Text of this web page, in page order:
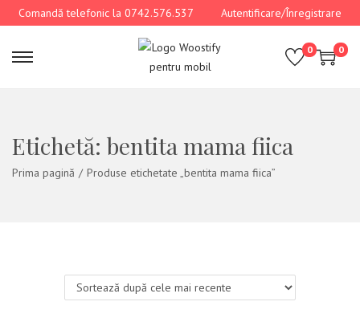
Comandă telefonic la 0742.576.537 Autentificare/Înregistrare
0 0
Etichetă: bentita mama fiica
Prima pagină / Produse etichetate „bentita mama fiica”